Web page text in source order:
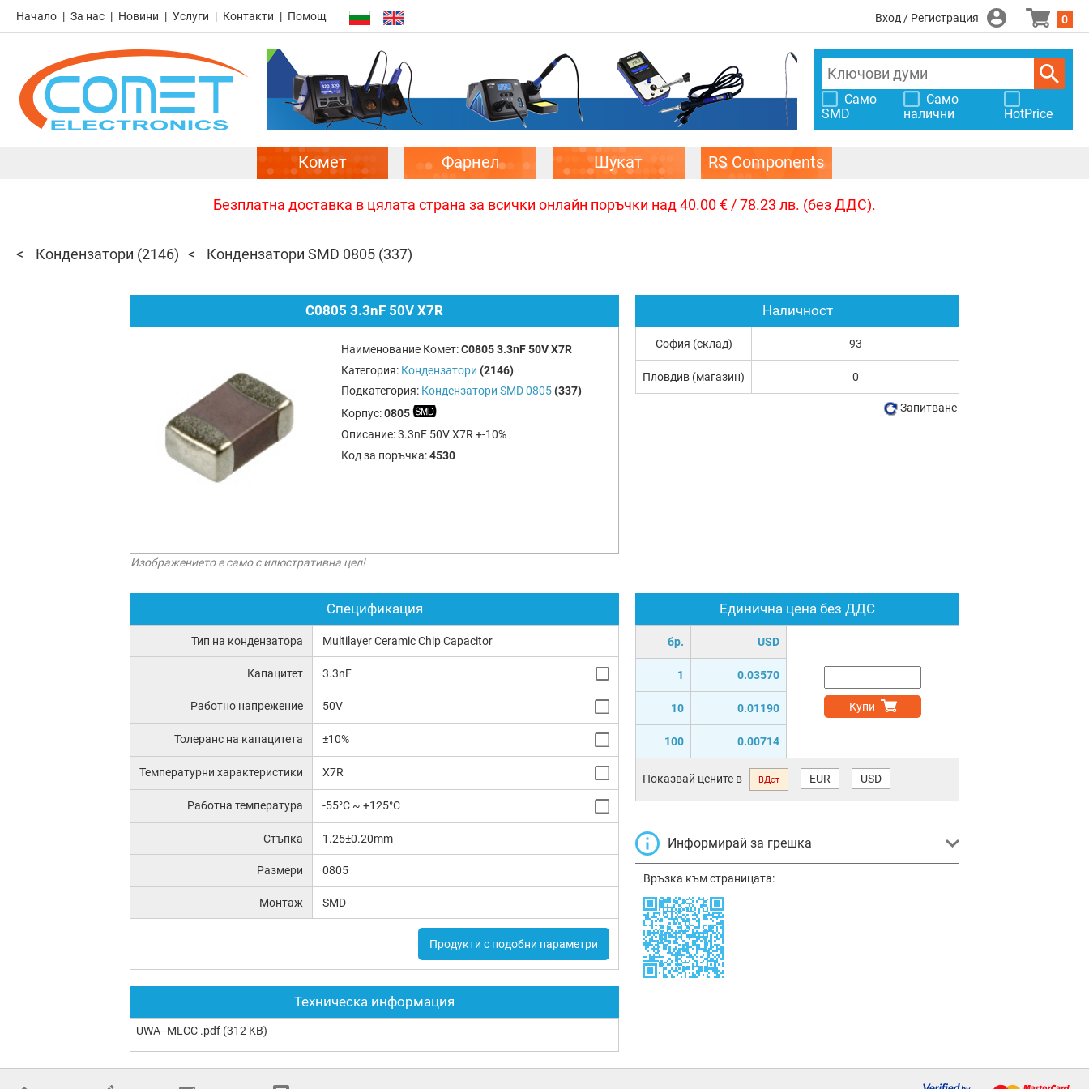
Начало За нас Новини Услуги Контакти Помощ Вход / Регистрация 0
Само
SMD
Само
налични
HotPrice
Комет Фарнел Шукат RS Components
Безплатна доставка в цялата страна за всички онлайн поръчки над 40.00 € / 78.23 лв. (без ДДС).
Кондензатори (2146) Кондензатори SMD 0805 (337)
C0805 3.3nF 50V X7R
Наименование Комет:C0805 3.3nF 50V X7R
Категория: Кондензатори (2146)
Подкатегория: Кондензатори SMD 0805 (337)
Корпус:0805
Описание:3.3nF 50V X7R +-10%
Код за поръчка:4530
Изображението е само с илюстративна цел!
Спецификация
Тип на кондензатора Multilayer Ceramic Chip Capacitor
Капацитет 3.3nF
Работно напрежение 50V
Толеранс на капацитета ±10%
Температурни характеристики X7R
Работна температура -55°C ~ +125°C
Стъпка 1.25±0.20mm
Размери 0805
Монтаж SMD
Продукти с подобни параметри
Техническа информация
UWA--MLCC .pdf (312 KB)
Единична цена без ДДС
бр. USD
1 0.03570
10 0.01190
100 0.00714
Купи
Показвай цените в ВДст EUR USD
Информирай за грешка
Връзка към страницата:
Наличност
София (склад) 93
Пловдив (магазин) 0
Запитване